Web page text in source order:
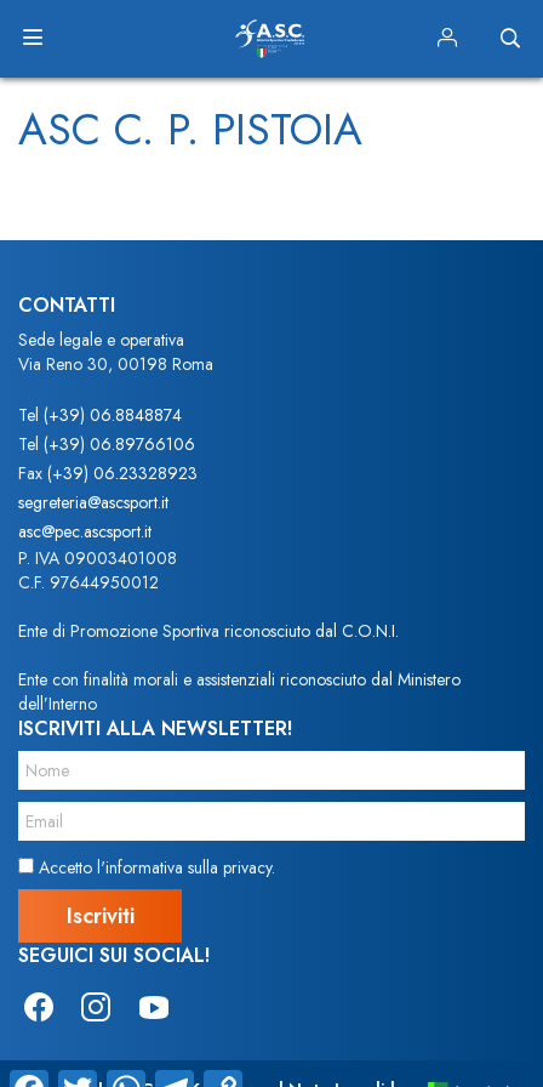
ASC C. P. PISTOIA
CONTATTI
Sede legale e operativa
Via Reno 30, 00198 Roma
Tel (+39) 06.8848874
Tel (+39) 06.89766106
Fax (+39) 06.23328923
segreteria@ascsport.it
asc@pec.ascsport.it
P. IVA 09003401008
C.F. 97644950012
Ente di Promozione Sportiva riconosciuto dal C.O.N.I.
Ente con finalità morali e assistenziali riconosciuto dal Ministero
dell’Interno
ISCRIVITI ALLA NEWSLETTER!
Accetto l'informativa sulla privacy.
SEGUICI SUI SOCIAL!
Facebook
TwitterWhatsApp
TelegramCopy